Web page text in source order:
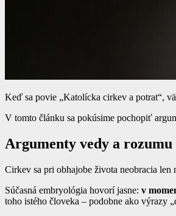
Keď sa povie „Katolícka cirkev a potrat“,
V tomto článku sa pokúsime pochopiť
Argumenty vedy a rozumu
Cirkev sa pri obhajobe života neobracia
Súčasná embryológia hovorí jasne: v
toho istého človeka – podobne ako výrazy